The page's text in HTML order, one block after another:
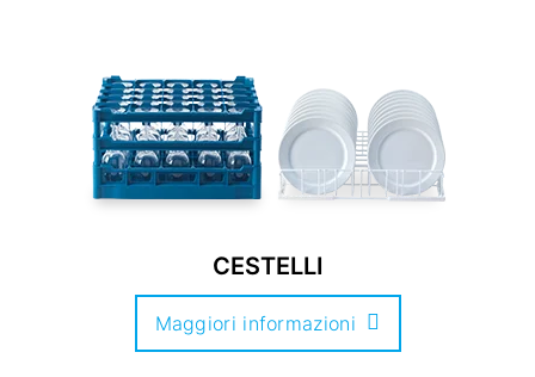
CESTELLI
Maggiori informazioni